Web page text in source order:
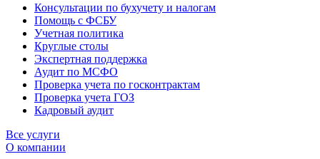
Консультации по бухучету и налогам
Помощь с ФСБУ
Учетная политика
Круглые столы
Экспертная поддержка
Аудит по МСФО
Проверка учета по госконтрактам
Проверка учета ГОЗ
Кадровый аудит
Все услуги
О компании